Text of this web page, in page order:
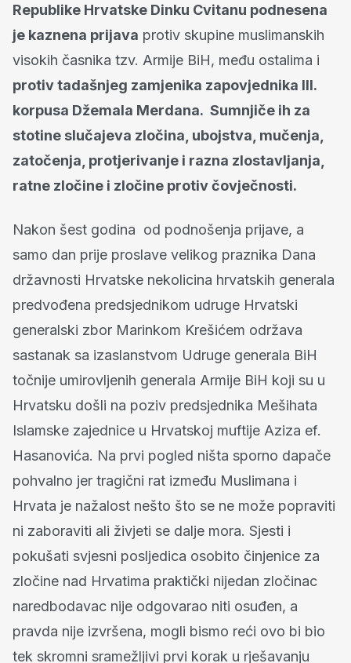
Republike Hrvatske Dinku Cvitanu podnesena
je kaznena prijava protiv skupine muslimanskih
visokih časnika tzv. Armije BiH, među ostalima i
protiv tadašnjeg zamjenika zapovjednika III.
korpusa Džemala Merdana. Sumnjiče ih za
stotine slučajeva zločina, ubojstva, mučenja,
zatočenja, protjerivanje i razna zlostavljanja,
ratne zločine i zločine protiv čovječnosti.
Nakon šest godina od podnošenja prijave, a
samo dan prije proslave velikog praznika Dana
državnosti Hrvatske nekolicina hrvatskih generala
predvođena predsjednikom udruge Hrvatski
generalski zbor Marinkom Krešićem održava
sastanak sa izaslanstvom Udruge generala BiH
točnije umirovljenih generala Armije BiH koji su u
Hrvatsku došli na poziv predsjednika Mešihata
Islamske zajednice u Hrvatskoj muftije Aziza ef.
Hasanovića. Na prvi pogled ništa sporno dapače
pohvalno jer tragični rat između Muslimana i
Hrvata je nažalost nešto što se ne može popraviti
ni zaboraviti ali živjeti se dalje mora. Sjesti i
pokušati svjesni posljedica osobito činjenice za
zločine nad Hrvatima praktički nijedan zločinac
naredbodavac nije odgovarao niti osuđen, a
pravda nije izvršena, mogli bismo reći ovo bi bio
tek skromni sramežljivi prvi korak u rješavanju